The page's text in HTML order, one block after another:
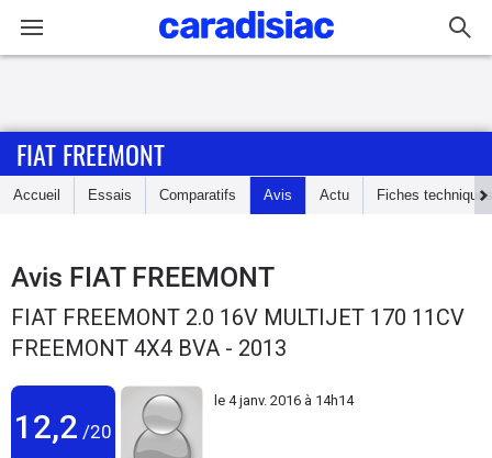
Accueil
Essais
Guide
d'achat
FIAT FREEMONT
Accueil Essais Comparatifs Avis Actu Fiches techniques
Avis FIAT FREEMONT
FIAT FREEMONT 2.0 16V MULTIJET 170 11CV
FREEMONT 4X4 BVA - 2013
12,2 /20
le 4 janv. 2016 à 14h14